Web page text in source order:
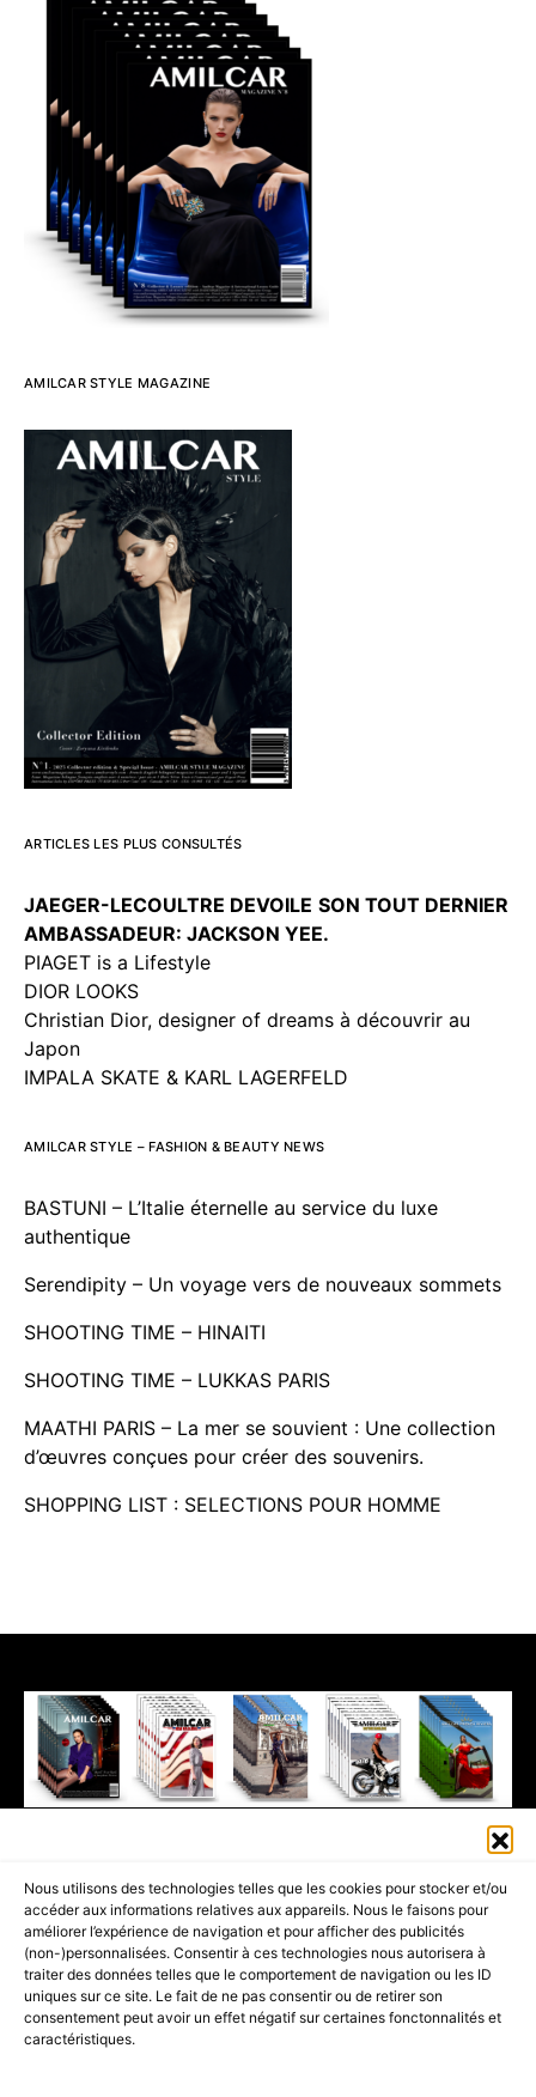
Nous utilisons des technologies telles que les cookies pour stocker et/ou
accéder aux informations relatives aux appareils. Nous le faisons pour
améliorer l’expérience de navigation et pour afficher des publicités
(non-)personnalisées. Consentir à ces technologies nous autorisera à
traiter des données telles que le comportement de navigation ou les ID
uniques sur ce site. Le fait de ne pas consentir ou de retirer son
consentement peut avoir un effet négatif sur certaines fonctonnalités et
caractéristiques.
AMILCAR STYLE MAGAZINE
ARTICLES LES PLUS CONSULTÉS
JAEGER-LECOULTRE DEVOILE SON TOUT DERNIER
AMBASSADEUR: JACKSON YEE.
PIAGET is a Lifestyle
DIOR LOOKS
Christian Dior, designer of dreams à découvrir au
Japon
IMPALA SKATE & KARL LAGERFELD
AMILCAR STYLE – FASHION & BEAUTY NEWS
BASTUNI – L’Italie éternelle au service du luxe
authentique
Serendipity – Un voyage vers de nouveaux sommets
SHOOTING TIME – HINAITI
SHOOTING TIME – LUKKAS PARIS
MAATHI PARIS – La mer se souvient : Une collection
d’œuvres conçues pour créer des souvenirs.
SHOPPING LIST : SELECTIONS POUR HOMME
PART OF THEAMILCAR MAGAZINE GROUP.EDITOR - ADVERTISING
AGENCE MEDIANE.
ACCUEIL BEST OF LUXE
35 MAGAZINES
SHOPPING & CONCIERGERIE
Voyages Contact